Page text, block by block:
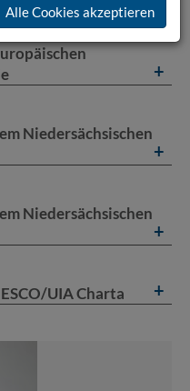
Niedersächsischen
Niedersächsischen
UIA Charta
Alle Cookies akzeptieren